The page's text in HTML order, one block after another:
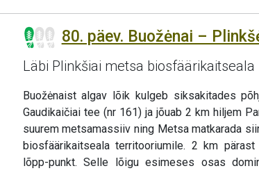
80. päev. Buožėnai –
Läbi Plinkšiai metsa biosfäärikaitseala
Buožėnaist algav lõik kulgeb siksakitades
Gaudikaičiai tee (nr 161) ja jõuab 2 km hiljem
suurem metsamassiiv ning Metsa matkarada
biosfäärikaitseala territooriumile. 2 km
lõpp-punkt. Selle lõigu esimeses osas